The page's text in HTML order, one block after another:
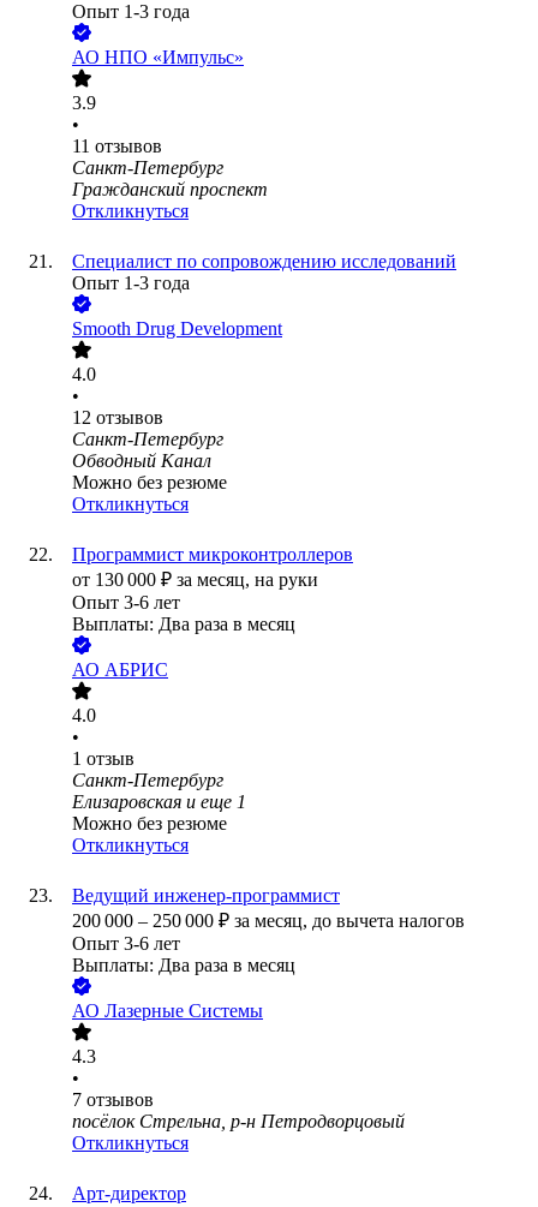
Опыт 1-3 года
АО НПО «Импульс»
3.9
•
11 отзывов
Санкт-Петербург
Гражданский проспект
Откликнуться
Специалист по сопровождению исследований
Опыт 1-3 года
Smooth Drug Development
4.0
•
12 отзывов
Санкт-Петербург
Обводный Канал
Можно без резюме
Откликнуться
Программист микроконтроллеров
от 130 000 ₽ за месяц, на руки
Опыт 3-6 лет
Выплаты: Два раза в месяц
АО АБРИС
4.0
•
1 отзыв
Санкт-Петербург
Елизаровская и еще 1
Можно без резюме
Откликнуться
Ведущий инженер-программист
200 000 – 250 000 ₽ за месяц, до вычета налогов
Опыт 3-6 лет
Выплаты: Два раза в месяц
АО Лазерные Системы
4.3
•
7 отзывов
посёлок Стрельна, р-н Петродворцовый
Откликнуться
Арт-директор